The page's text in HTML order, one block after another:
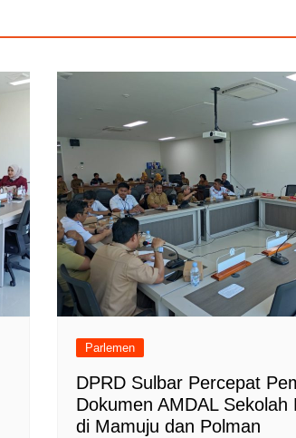
Parlemen
DPRD Sulbar Percepat
Dokumen AMDAL Sekolah
di Mamuju dan Polman